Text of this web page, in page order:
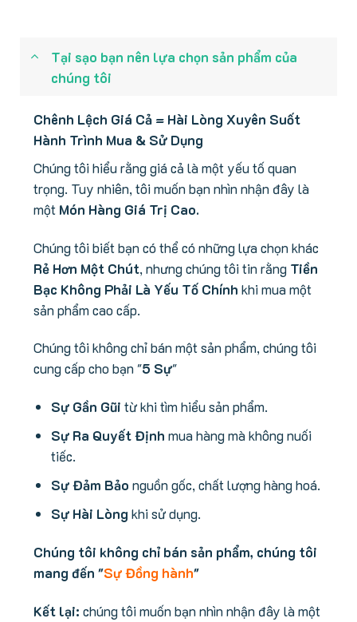
Tại sạo bạn nên lựa chọn sản phẩm của
chúng tôi
Chênh Lệch Giá Cả = Hài Lòng Xuyên Suốt
Hành Trình Mua & Sử Dụng
Chúng tôi hiểu rằng giá cả là một yếu tố quan
trọng. Tuy nhiên, tôi muốn bạn nhìn nhận đây là
một Món Hàng Giá Trị Cao.
Chúng tôi biết bạn có thể có những lựa chọn khác
Rẻ Hơn Một Chút, nhưng chúng tôi tin rằng Tiền
Bạc Không Phải Là Yếu Tố Chính khi mua một
sản phẩm cao cấp.
Chúng tôi không chỉ bán một sản phẩm, chúng tôi
cung cấp cho bạn "5 Sự"
Sự Gần Gũi từ khi tìm hiểu sản phẩm.
Sự Ra Quyết Định mua hàng mà không nuối
tiếc.
Sự Đảm Bảo nguồn gốc, chất lượng hàng hoá.
Sự Hài Lòng khi sử dụng.
Chúng tôi không chỉ bán sản phẩm, chúng tôi
mang đến "Sự Đồng hành"
Kết lại: chúng tôi muốn bạn nhìn nhận đây là một